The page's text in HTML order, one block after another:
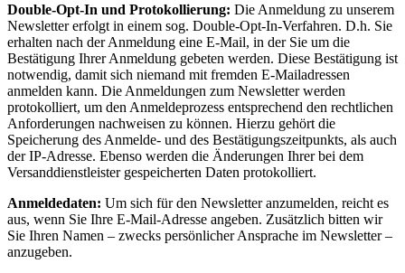
Double-Opt-In und Protokollierung: Die Anmeldung zu unserem
Newsletter erfolgt in einem sog. Double-Opt-In-Verfahren. D.h. Sie
erhalten nach der Anmeldung eine E-Mail, in der Sie um die
Bestätigung Ihrer Anmeldung gebeten werden. Diese Bestätigung ist
notwendig, damit sich niemand mit fremden E-Mailadressen
anmelden kann. Die Anmeldungen zum Newsletter werden
protokolliert, um den Anmeldeprozess entsprechend den rechtlichen
Anforderungen nachweisen zu können. Hierzu gehört die
Speicherung des Anmelde- und des Bestätigungszeitpunkts, als auch
der IP-Adresse. Ebenso werden die Änderungen Ihrer bei dem
Versanddienstleister gespeicherten Daten protokolliert.
Anmeldedaten: Um sich für den Newsletter anzumelden, reicht es
aus, wenn Sie Ihre E-Mail-Adresse angeben. Zusätzlich bitten wir
Sie Ihren Namen – zwecks persönlicher Ansprache im Newsletter –
anzugeben.